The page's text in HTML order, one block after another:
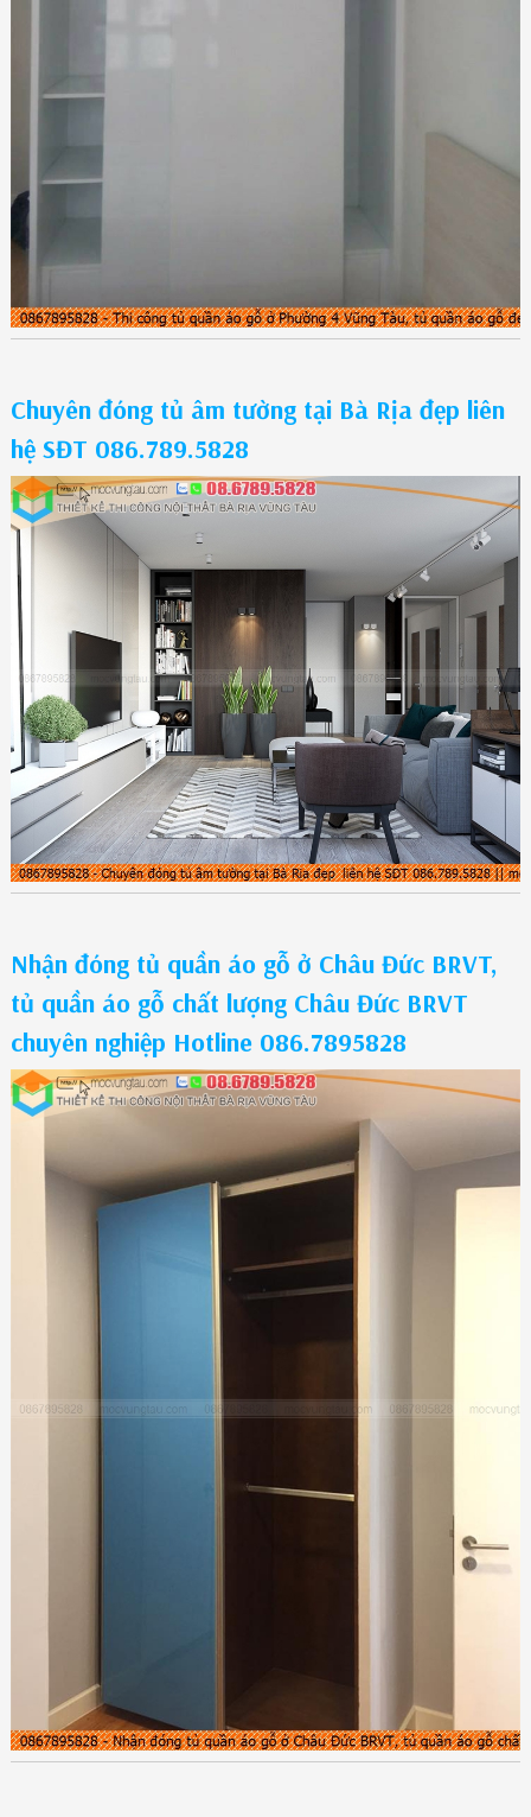
Chuyên đóng tủ âm tường tại Bà Rịa đẹp liên
hệ SĐT 086.789.5828
Nhận đóng tủ quần áo gỗ ở Châu Đức BRVT,
tủ quần áo gỗ chất lượng Châu Đức BRVT
chuyên nghiệp Hotline 086.7895828